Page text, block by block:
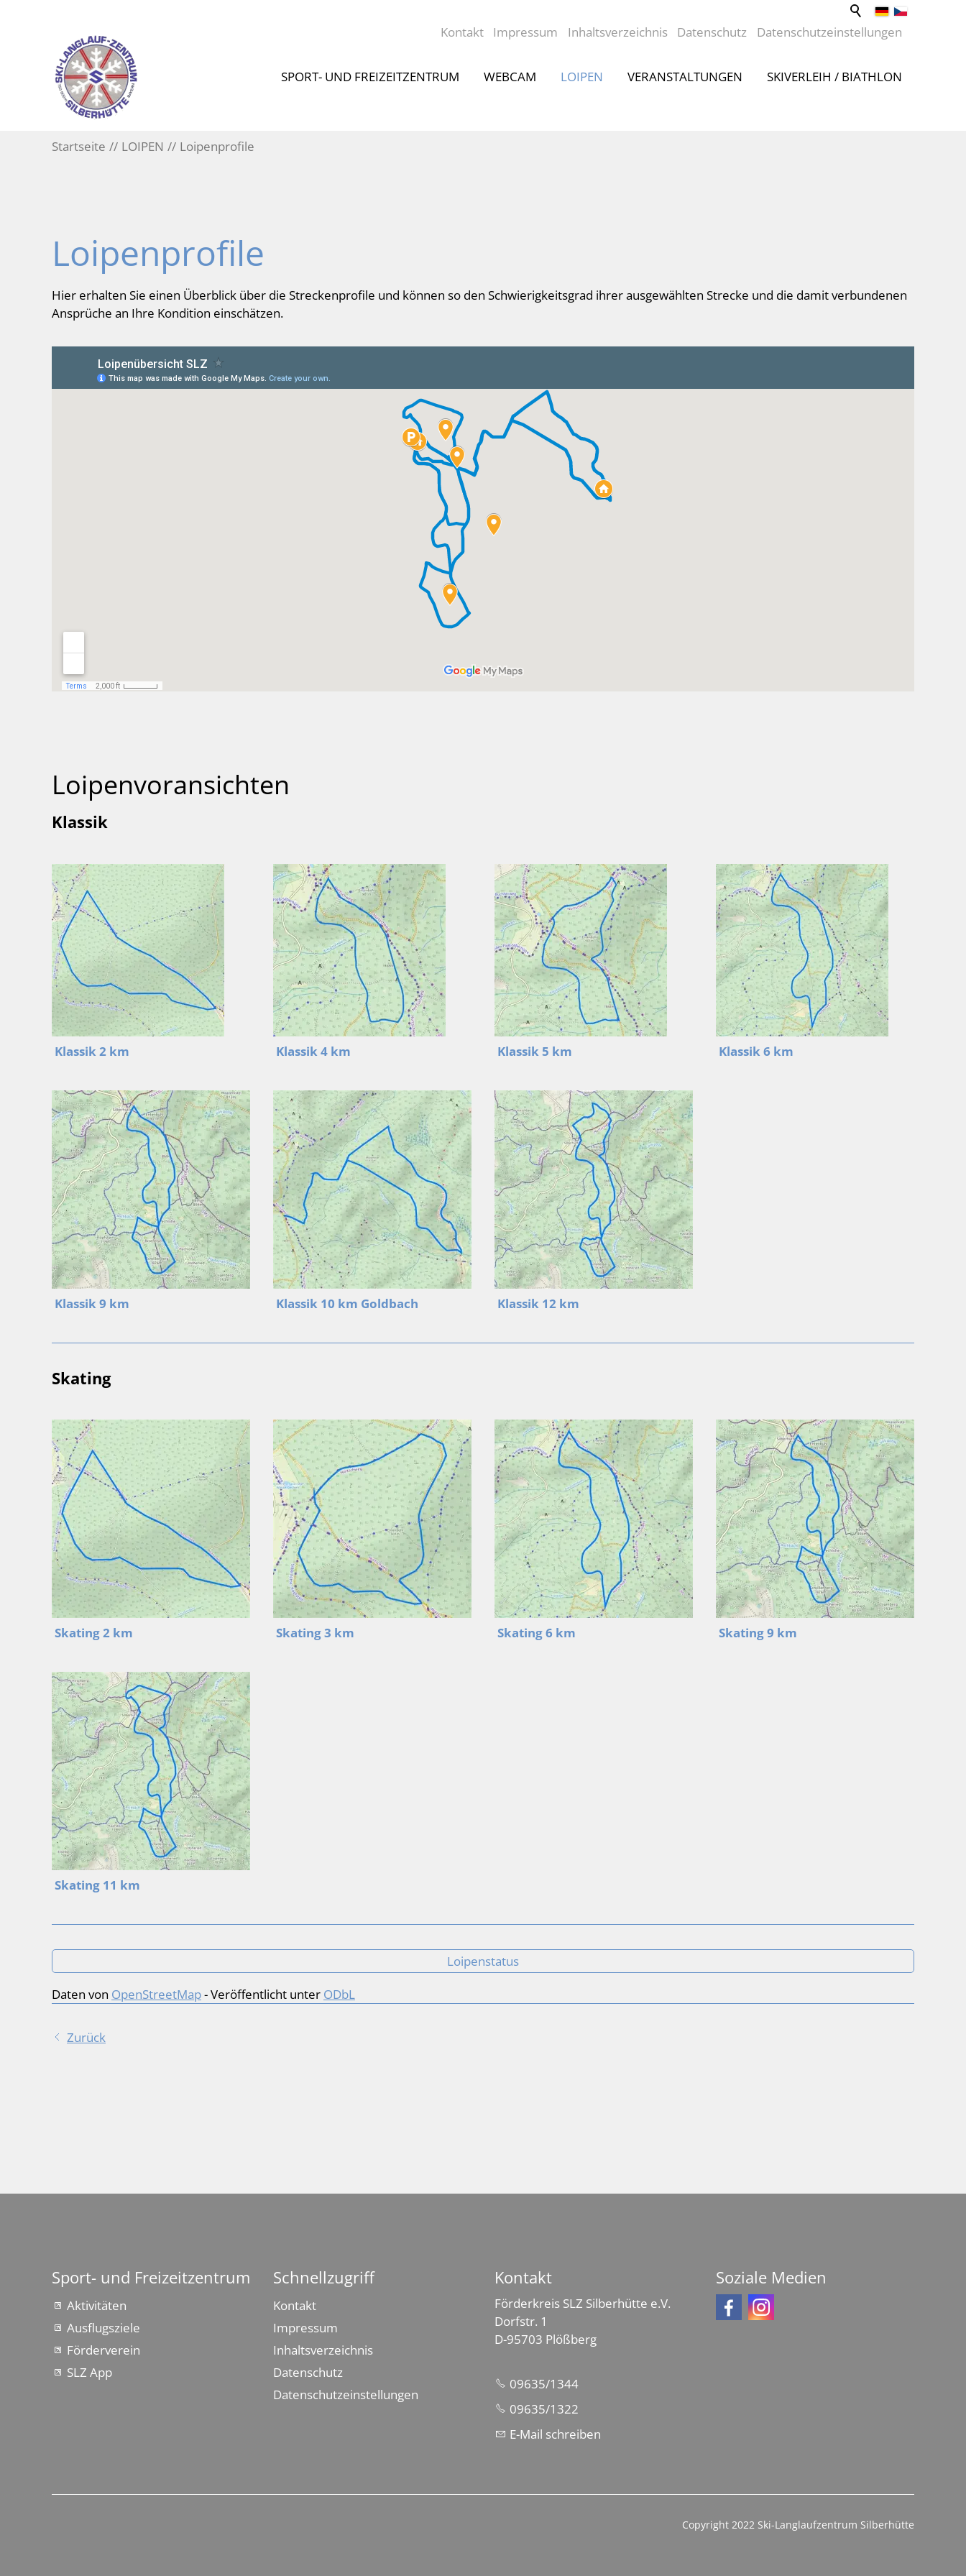
Kontakt Impressum Inhaltsverzeichnis Datenschutz Datenschutzeinstellungen
SPORT- UND FREIZEITZENTRUM WEBCAM LOIPEN VERANSTALTUNGEN SKIVERLEIH / BIATHLON
Startseite LOIPEN Loipenprofile
Loipenprofile
Hier erhalten Sie einen Überblick über die Streckenprofile und können so den Schwierigkeitsgrad ihrer ausgewählten Strecke und die damit verbundenen
Ansprüche an Ihre Kondition einschätzen.
Loipenvoransichten
Klassik
Klassik 2 km
Klassik 9 km
Klassik 4 km
Klassik 10 km Goldbach
Klassik 5 km
Klassik 12 km
Klassik 6 km
Skating
Skating 2 km
Skating 11 km
Skating 3 km Skating 6 km Skating 9 km
Loipenstatus
Daten von OpenStreetMap- Veröffentlicht unter ODbL
Zurück
Sport- und Freizeitzentrum
Aktivitäten
Ausflugsziele
Förderverein
SLZ App
Schnellzugriff
Kontakt
Impressum
Inhaltsverzeichnis
Datenschutz
Datenschutzeinstellungen
Kontakt
Förderkreis SLZ Silberhütte e.V.
Dorfstr. 1
D-95703 Plößberg
09635/1344
09635/1322
E-Mail schreiben
Soziale Medien
Copyright 2022 Ski-Langlaufzentrum Silberhütte